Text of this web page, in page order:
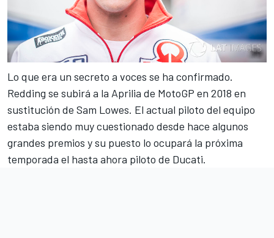
Lo que era un secreto a voces se ha confirmado.
Redding se subirá a la Aprilia de MotoGP en 2018 en
sustitución de Sam Lowes. El actual piloto del equipo
estaba siendo muy cuestionado desde hace algunos
grandes premios y su puesto lo ocupará la próxima
temporada el hasta ahora piloto de Ducati.